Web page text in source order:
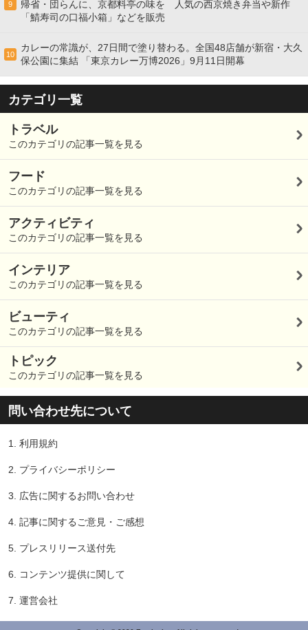
9
帰省・団らんに、京都料亭の味を 人気の西京焼き弁当や新作
「鯖寿司の口福小箱」などを販売
10
カレーの常識が、27日間で塗り替わる。全国48店舗が新宿・大久
保公園に集結 「東京カレー万博2026」9月11日開幕
カテゴリ一覧
トラベル
このカテゴリの記事一覧を見る
フード
このカテゴリの記事一覧を見る
アクティビティ
このカテゴリの記事一覧を見る
インテリア
このカテゴリの記事一覧を見る
ビューティ
このカテゴリの記事一覧を見る
トピック
このカテゴリの記事一覧を見る
問い合わせ先について
1. 利用規約
2. プライバシーポリシー
3. 広告に関するお問い合わせ
4. 記事に関するご意見・ご感想
5. プレスリリース送付先
6. コンテンツ提供に関して
7. 運営会社